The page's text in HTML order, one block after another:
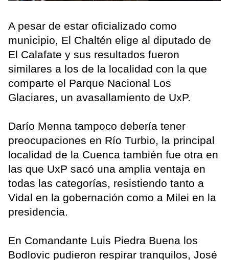
A pesar de estar oficializado como
municipio, El Chaltén elige al diputado de
El Calafate y sus resultados fueron
similares a los de la localidad con la que
comparte el Parque Nacional Los
Glaciares, un avasallamiento de UxP.
Darío Menna tampoco debería tener
preocupaciones en Río Turbio, la principal
localidad de la Cuenca también fue otra en
las que UxP sacó una amplia ventaja en
todas las categorías, resistiendo tanto a
Vidal en la gobernación como a Milei en la
presidencia.
En Comandante Luis Piedra Buena los
Bodlovic pudieron respirar tranquilos, José